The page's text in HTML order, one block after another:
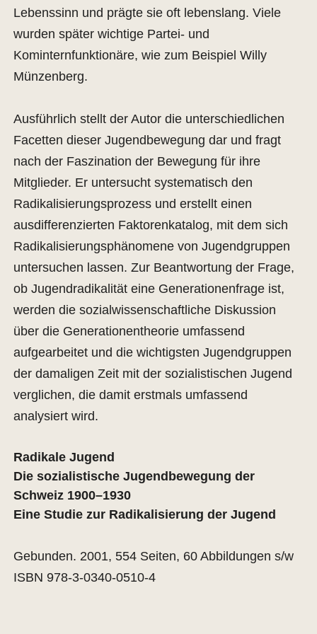
Lebenssinn und prägte sie oft lebenslang. Viele
wurden später wichtige Partei- und
Kominternfunktionäre, wie zum Beispiel Willy
Münzenberg.
Ausführlich stellt der Autor die unterschiedlichen
Facetten dieser Jugendbewegung dar und fragt
nach der Faszination der Bewegung für ihre
Mitglieder. Er untersucht systematisch den
Radikalisierungsprozess und erstellt einen
ausdifferenzierten Faktorenkatalog, mit dem sich
Radikalisierungsphänomene von Jugendgruppen
untersuchen lassen. Zur Beantwortung der Frage,
ob Jugendradikalität eine Generationenfrage ist,
werden die sozialwissenschaftliche Diskussion
über die Generationentheorie umfassend
aufgearbeitet und die wichtigsten Jugendgruppen
der damaligen Zeit mit der sozialistischen Jugend
verglichen, die damit erstmals umfassend
analysiert wird.
Radikale Jugend
Die sozialistische Jugendbewegung der
Schweiz 1900–1930
Eine Studie zur Radikalisierung der Jugend
Gebunden. 2001, 554 Seiten, 60 Abbildungen s/w
ISBN 978-3-0340-0510-4